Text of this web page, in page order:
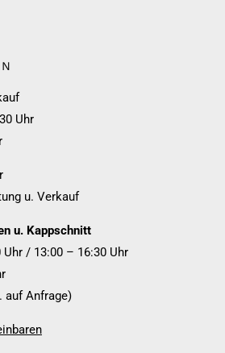
Uhr
u. Verkauf
u. Kappschnitt
Uhr / 13:00 – 16:30 Uhr
auf Anfrage)